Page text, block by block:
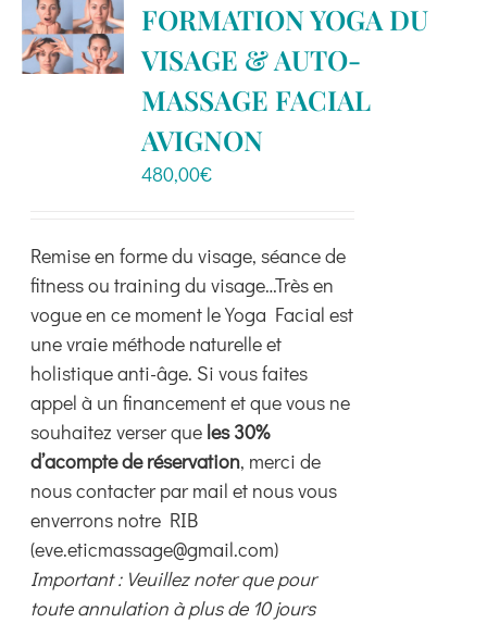
Les
options
peuvent
être
choisies
sur
du
produit
FORMATION YOGA DU
VISAGE & AUTO-
MASSAGE FACIAL
AVIGNON
480,00€
Remise en forme du visage, séance de
fitness ou training du visage…Très en
vogue en ce moment le Yoga Facial est
une vraie méthode naturelle et
holistique anti-âge. Si vous faites
appel à un financement et que vous ne
souhaitez verser que les 30%
d’acompte de réservation, merci de
nous contacter par mail et nous vous
enverrons notre RIB
(eve.eticmassage@gmail.com)
Important : Veuillez noter que pour
toute annulation à plus de 10 jours